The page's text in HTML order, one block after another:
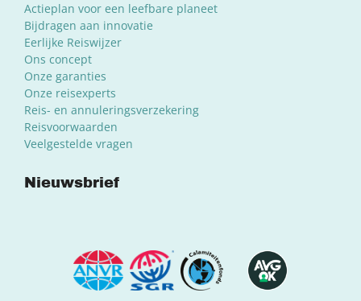
Actieplan voor een leefbare planeet
Bijdragen aan innovatie
Eerlijke Reiswijzer
Ons concept
Onze garanties
Onze reisexperts
Reis- en annuleringsverzekering
Reisvoorwaarden
Veelgestelde vragen
Nieuwsbrief